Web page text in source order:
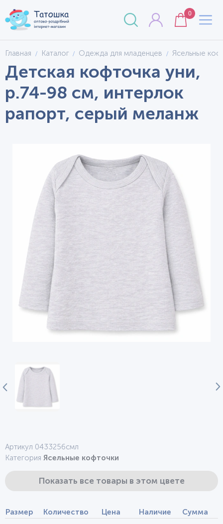
0
Главная Каталог Одежда для младенцев Ясельные
Детская кофточка уни,
р.74-98 см, интерлок
рапорт, серый меланж
Артикул 0433256смл
Категория Ясельные кофточки
Показать все товары в этом цвете
Размер Количество Цена Наличие Сумма